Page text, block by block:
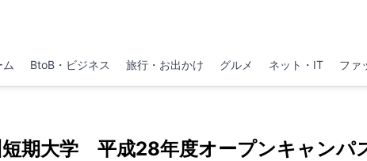
BtoB・ビジネス 旅行・お出かけ グルメ ネット・IT ファ
短期大学 平成28年度オープンキャン